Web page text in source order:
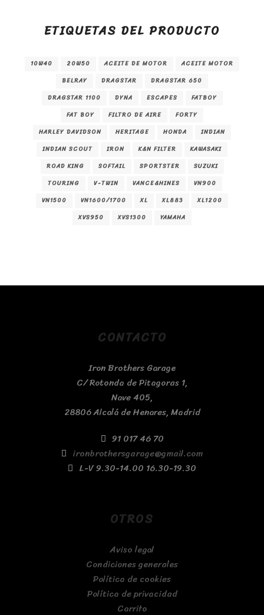
ETIQUETAS DEL PRODUCTO
10W40 20W50 ACEITE DE MOTOR
ACEITE MOTOR
BELRAY
DRAGSTAR
DRAGSTAR 650
DRAGSTAR 1100
DYNA ESCAPES
FATBOY
FAT BOY
FILTRO DE AIRE
FORTY
HARLEY DAVIDSON
HERITAGE HONDA
INDIAN
INDIAN SCOUT
IRON K&N FILTER
KAWASAKI
ROAD KING
SOFTAIL SPORTSTER
SUZUKI
TOURING
V-TWIN VANCE&HINES
VN900
VN1500
VN1600/1700 XL XL883
XL1200
XVS950
XVS1300 YAMAHA
CONTACTO
Iron Brothers Garage
C/ Rotonda de Pitagoras 1,
Nave 405,
28806 Alcalá de Henares, Madrid
91 017 46 70
ironbrothersgarage@gmail.com
L-V 9.30-14.00 16.30-19.30
OTROS
Aviso legal
Condiciones generales
Política de cookies
Política de privacidad
Carrito